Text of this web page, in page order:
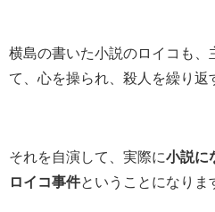
横島の書いた小説のロイコも、
て、心を操られ、殺人を繰り返
それを自演して、実際に小説に
ロイコ事件ということになりま